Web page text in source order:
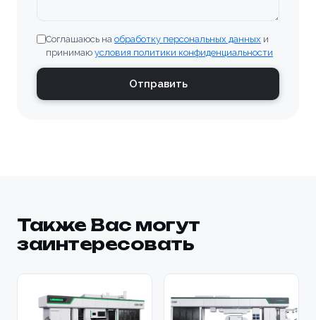
Соглашаюсь на обработку персональных данных и
принимаю условия политики конфиденциальности
Отправить
Также Вас могут
заинтересовать